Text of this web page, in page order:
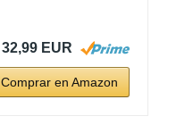
32,99 EUR
Comprar en Amazon